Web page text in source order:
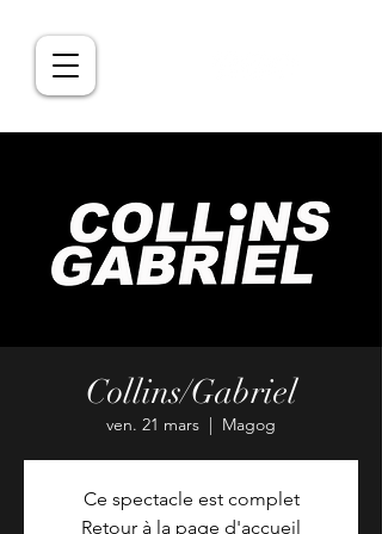
Collins/Gabriel
ven. 21 mars
  |
Magog
Ce spectacle est complet
Retour à la page d'accueil